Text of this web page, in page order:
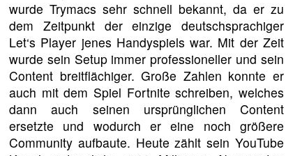
wurde Trymacs sehr schnell bekannt, da er zu
dem Zeitpunkt der einzige deutschsprachiger
Let‘s Player jenes Handyspiels war. Mit der Zeit
wurde sein Setup immer professioneller und sein
Content breitflächiger. Große Zahlen konnte er
auch mit dem Spiel Fortnite schreiben, welches
dann auch seinen ursprünglichen Content
ersetzte und wodurch er eine noch größere
Community aufbaute. Heute zählt sein YouTube